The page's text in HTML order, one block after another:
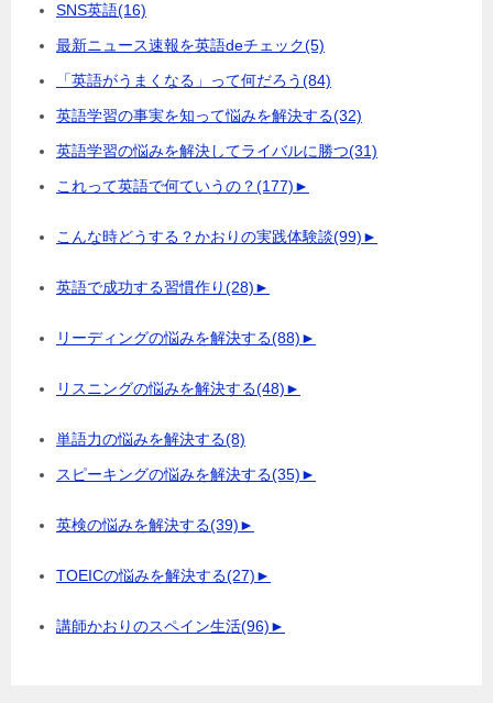
SNS英語(16)
最新ニュース速報を英語deチェック(5)
「英語がうまくなる」って何だろう(84)
英語学習の事実を知って悩みを解決する(32)
英語学習の悩みを解決してライバルに勝つ(31)
これって英語で何ていうの？(177)►
こんな時どうする？かおりの実践体験談(99)►
英語で成功する習慣作り(28)►
リーディングの悩みを解決する(88)►
リスニングの悩みを解決する(48)►
単語力の悩みを解決する(8)
スピーキングの悩みを解決する(35)►
英検の悩みを解決する(39)►
TOEICの悩みを解決する(27)►
講師かおりのスペイン生活(96)►